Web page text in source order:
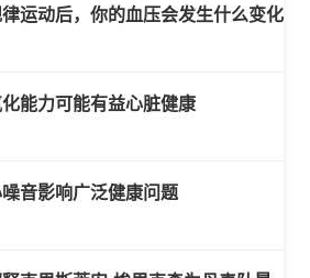
运动后，你的血压会发生什么变化
能力可能有益心脏健康
音影响广泛健康问题